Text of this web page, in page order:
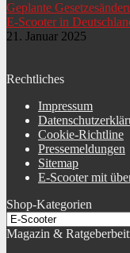
Art Leuchtmittel hinten
Reflektoren
Nutzungsbereich
Geplante
E-Scooter in
21. Januar 2025
Rechtliches
Impressum
Cookie-Richtline
Pressemeldungen
Sitemap
E-Scooter mit
Shop-Kategorien
Magazin &